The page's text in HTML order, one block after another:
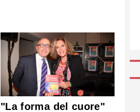
"La forma del cuore"